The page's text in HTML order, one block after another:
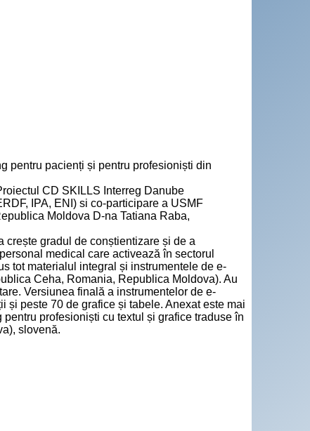
pentru pacienți și pentru profesioniști din
CD SKILLS Interreg Danube
IPA, ENI) si co-participare a USMF
Moldova D-na Tatiana Raba,
crește gradul de conștientizare și de a
medical care activează în sectorul
tot materialul integral și instrumentele de e-
Ceha, Romania, Republica Moldova). Au
Versiunea finală a instrumentelor de e-
și peste 70 de grafice și tabele. Anexat este mai
profesioniști cu textul și grafice traduse în
slovenă.